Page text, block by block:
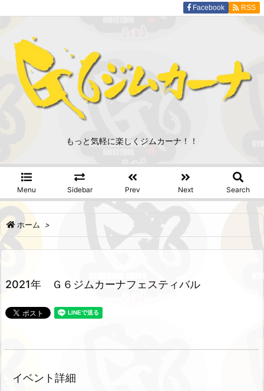
もっと気軽に楽しくジムカーナ！！
Menu Sidebar Prev Next Search
Facebook RSS
ホーム >
2021年 Ｇ６ジムカーナフェスティバル
イベント詳細